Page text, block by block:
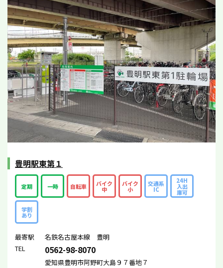
豊明駅東第１
定期 一時 自転車 バイク
中
バイク
小
交通系
IC
24H
入出
庫可
学割
あり
最寄駅
名鉄名古屋本線 豊明
TEL
0562-98-8070
愛知県豊明市阿野町大島９７番地７